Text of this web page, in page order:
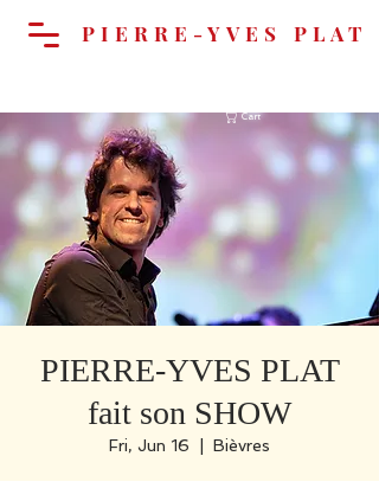
Cart
PIERRE-YVES PLAT
PIERRE-YVES PLAT
fait son SHOW
Fri, Jun 16 Bièvres